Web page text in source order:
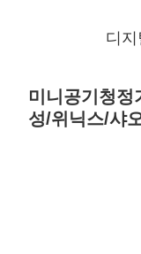
디
미니공기청
성/위닉스/샤